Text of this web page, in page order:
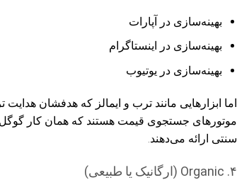
بهینه‌سازی در آپارات
بهینه‌سازی در اینستاگرام
بهینه‌سازی در یوتیوب
اما ابزارهایی مانندترب و ایمالز که هدفشان هدایت
موتورهای جستجوی قیمت هستند که همان کار
سنتی ارائه می‌دهند.
۴. Organic (ارگانیک یا طبیعی)